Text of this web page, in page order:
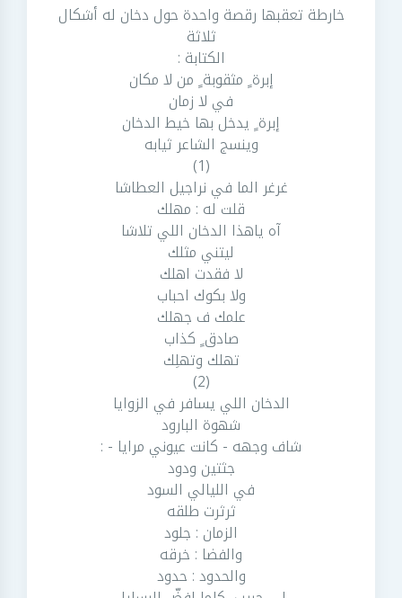
خارطة تعقبها رقصة واحدة حول دخان له أشكال
ثلاثة
الكتابة :
إبرة ٍ مثقوبة ٍ من لا مكان
في لا زمان
إبرة ٍ يدخل بها خيط الدخان
وينسج الشاعر ثيابه
(1)
غرغر الما في نراجيل العطاشا
قلت له : مهلك
آه ياهذا الدخان اللي تلاشا
ليتني مثلك
لا فقدت اهلك
ولا بكوك احباب
علمك ف جهلك
صادق ٍ كذاب
تهلك وتهلِك
(2)
الدخان اللي يسافر في الزوايا
شهوة البارود
شاف وجهه - كانت عيوني مرايا - :
جثتين ودود
في الليالي السود
ثرثرت طلقه
الزمان : جلود
والفضا : خرقه
والحدود : حدود